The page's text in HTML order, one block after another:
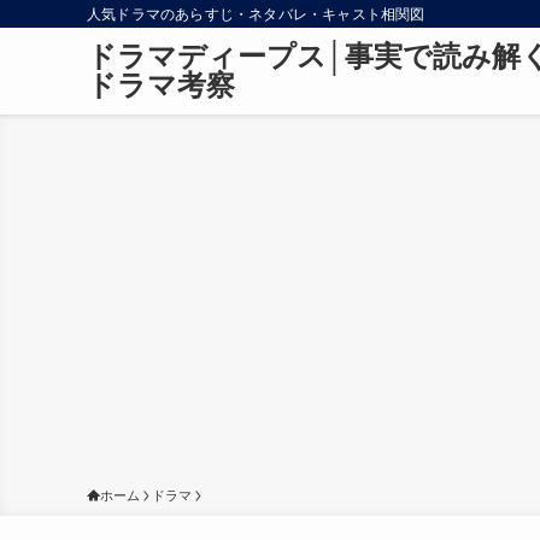
人気ドラマのあらすじ・ネタバレ・キャスト相関図
ドラマディープス│事実で読み解
ドラマ考察
ホーム ドラマ